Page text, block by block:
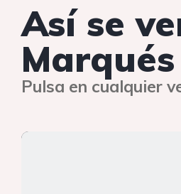
Así se
Marqués
Pulsa en cualquier